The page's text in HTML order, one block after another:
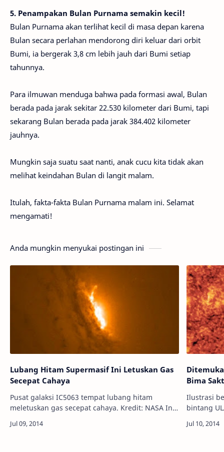
5. Penampakan Bulan Purnama semakin kecil!
Bulan Purnama akan terlihat kecil di masa depan karena
Bulan secara perlahan mendorong diri keluar dari orbit
Bumi, ia bergerak 3,8 cm lebih jauh dari Bumi setiap
tahunnya.
Para ilmuwan menduga bahwa pada formasi awal, Bulan
berada pada jarak sekitar 22.530 kilometer dari Bumi, tapi
sekarang Bulan berada pada jarak 384.402 kilometer
jauhnya.
Mungkin saja suatu saat nanti, anak cucu kita tidak akan
melihat keindahan Bulan di langit malam.
Itulah, fakta-fakta Bulan Purnama malam ini. Selamat
mengamati!
Anda mungkin menyukai postingan ini
Lubang Hitam Supermasif Ini Letuskan Gas
Secepat Cahaya
Pusat galaksi IC5063 tempat lubang hitam
meletuskan gas secepat cahaya. Kredit: NASA Info
Sheffield mengatakan bahwa mereka …
Bima
Ilustrasi
bintang
harus